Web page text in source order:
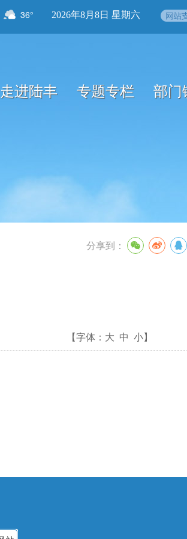
36° 2026年8月8日 星期六
走进陆丰 专题专栏 部门
分享到：
【字体： 大 中 小】